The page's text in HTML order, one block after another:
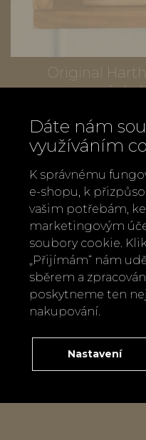
Original
Dáte nám
využíváním
K správnému
e-shopu, k
vašim potřebám,
marketingovým
soubory cookie.
„Přijímám“ nám
sběrem a
poskytneme ten
nakupování.
Nastavení